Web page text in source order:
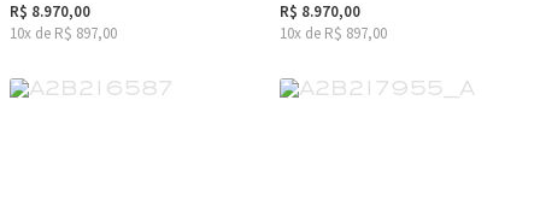
R$ 8.970,00
10x de R$ 897,00
R$ 8.970,00
10x de R$ 897,00